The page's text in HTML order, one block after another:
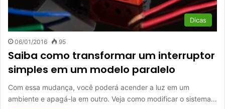
Dicas
06/01/2016 95
Saiba como transformar um interruptor
simples em um modelo paralelo
Com essa mudança, você poderá acender a luz em um
ambiente e apagá-la em outro. Veja como modificar o sistema…